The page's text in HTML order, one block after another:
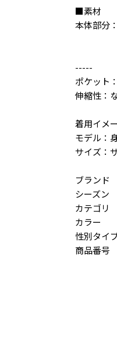
■素材
本体部分
-----
ポケット
伸縮性：
着用イメ
モデル：
サイズ：
ブランド
シーズン
カテゴリ
カラー
性別タイ
商品番号